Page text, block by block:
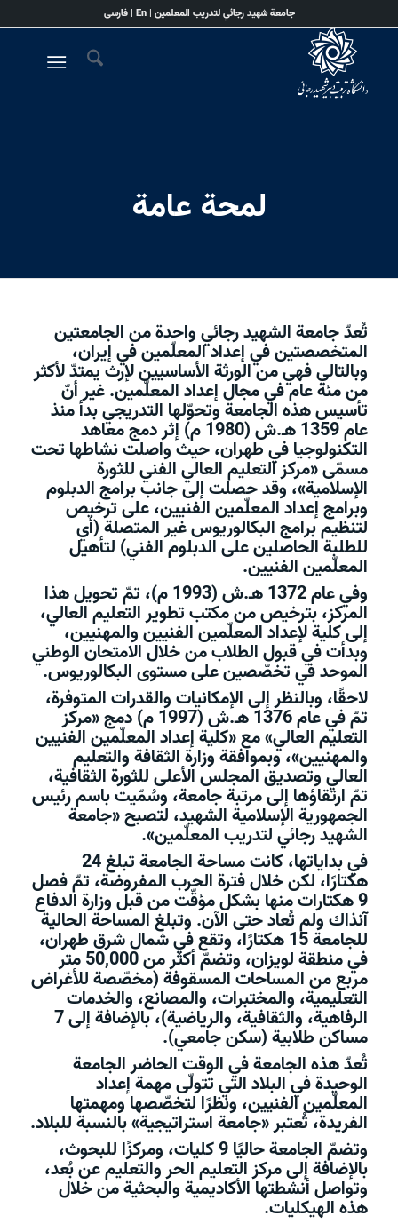
جامعة شهيد رجائي لتدريب المعلمين |En
|فارسی
لمحة عامة
تُعدّ جامعة الشهيد رجائي واحدة من الجامعتين
المتخصصتين في إعداد المعلّمين في إيران،
وبالتالي فهي من الورثة الأساسيين لإرث يمتدّ لأكثر
من مئة عام في مجال إعداد المعلّمين. غير أنّ
تأسيس هذه الجامعة وتحوّلها التدريجي بدأ منذ
عام 1359 هـ.ش (1980 م) إثر دمج معاهد
التكنولوجيا في طهران، حيث واصلت نشاطها تحت
مسمّى «مركز التعليم العالي الفني للثورة
الإسلامية»، وقد حصلت إلى جانب برامج الدبلوم
وبرامج إعداد المعلّمين الفنيين، على ترخيص
لتنظيم برامج البكالوريوس غير المتصلة (أي
للطلبة الحاصلين على الدبلوم الفني) لتأهيل
المعلّمين الفنيين.
وفي عام 1372 هـ.ش (1993 م)، تمّ تحويل هذا
المركز، بترخيص من مكتب تطوير التعليم العالي،
إلى كلية لإعداد المعلّمين الفنيين والمهنيين،
وبدأت في قبول الطلاب من خلال الامتحان الوطني
الموحد في تخصّصين على مستوى البكالوريوس.
لاحقًا، وبالنظر إلى الإمكانيات والقدرات المتوفرة،
تمّ في عام 1376 هـ.ش (1997 م) دمج «مركز
التعليم العالي» مع «كلية إعداد المعلّمين الفنيين
والمهنيين»، وبموافقة وزارة الثقافة والتعليم
العالي وتصديق المجلس الأعلى للثورة الثقافية،
تمّ ارتقاؤها إلى مرتبة جامعة، وسُمّيت باسم رئيس
الجمهورية الإسلامية الشهيد، لتصبح «جامعة
الشهيد رجائي لتدریب المعلّمين».
في بداياتها، كانت مساحة الجامعة تبلغ 24
هكتارًا، لكن خلال فترة الحرب المفروضة، تمّ فصل
9 هكتارات منها بشكل مؤقّت من قبل وزارة الدفاع
آنذاك ولم تُعاد حتى الآن. وتبلغ المساحة الحالية
للجامعة 15 هكتارًا، وتقع في شمال شرق طهران،
في منطقة لويزان، وتضمّ أكثر من 50,000 متر
مربع من المساحات المسقوفة (مخصّصة للأغراض
التعليمية، والمختبرات، والمصانع، والخدمات
الرفاهية، والثقافية، والرياضية)، بالإضافة إلى 7
مساكن طلابية (سكن جامعي).
تُعدّ هذه الجامعة في الوقت الحاضر الجامعة
الوحيدة في البلاد التي تتولّى مهمة إعداد
المعلّمين الفنيين، ونظرًا لتخصّصها ومهمتها
الفريدة، تُعتبر «جامعة استراتيجية» بالنسبة للبلاد.
وتضمّ الجامعة حاليًا 9 كليات، ومركزًا للبحوث،
بالإضافة إلى مركز التعليم الحر والتعليم عن بُعد،
وتواصل أنشطتها الأكاديمية والبحثية من خلال
هذه الهيكليات.